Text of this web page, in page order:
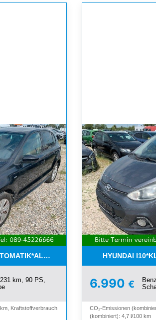
km, 90 PS,
Kraftstoffverbrauch
HYUNDAI
6.990 €
CO₂-Emissionen
(kombiniert): 4,7 l/100 km